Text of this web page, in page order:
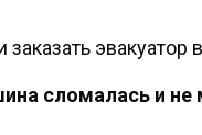
заказать
сломалась и